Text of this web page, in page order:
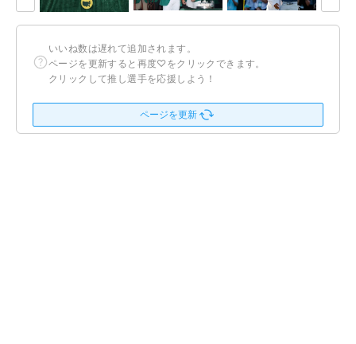
いいね数は遅れて追加されます。
ページを更新すると再度♡をクリックできます。
クリックして推し選手を応援しよう！
ページを更新